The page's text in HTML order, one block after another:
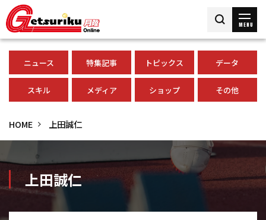
MENU
ニュース 特集記事 トピックス データ
スキル メディア ショップ その他
HOME 上田誠仁
上田誠仁